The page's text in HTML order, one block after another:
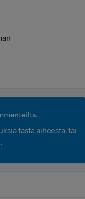
tästä aiheesta, tai